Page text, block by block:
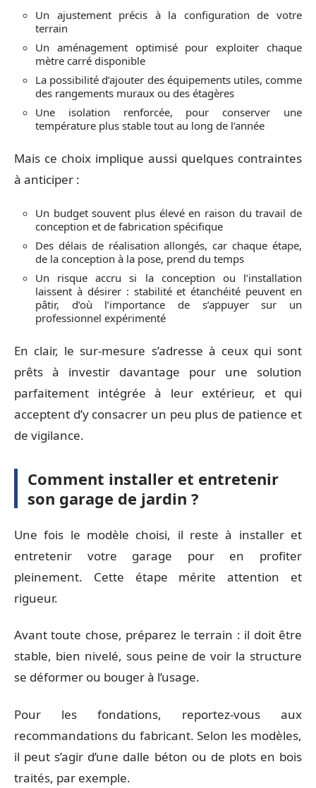
Un ajustement précis à la configuration de votre
terrain
Un aménagement optimisé pour exploiter chaque
mètre carré disponible
La possibilité d’ajouter des équipements utiles, comme
des rangements muraux ou des étagères
Une isolation renforcée, pour conserver une
température plus stable tout au long de l’année
Mais ce choix implique aussi quelques contraintes
à anticiper :
Un budget souvent plus élevé en raison du travail de
conception et de fabrication spécifique
Des délais de réalisation allongés, car chaque étape,
de la conception à la pose, prend du temps
Un risque accru si la conception ou l’installation
laissent à désirer : stabilité et étanchéité peuvent en
pâtir, d’où l’importance de s’appuyer sur un
professionnel expérimenté
En clair, le sur-mesure s’adresse à ceux qui sont
prêts à investir davantage pour une solution
parfaitement intégrée à leur extérieur, et qui
acceptent d’y consacrer un peu plus de patience et
de vigilance.
Comment installer et entretenir
son garage de jardin ?
Une fois le modèle choisi, il reste à installer et
entretenir votre garage pour en profiter
pleinement. Cette étape mérite attention et
rigueur.
Avant toute chose, préparez le terrain : il doit être
stable, bien nivelé, sous peine de voir la structure
se déformer ou bouger à l’usage.
Pour les fondations, reportez-vous aux
recommandations du fabricant. Selon les modèles,
il peut s’agir d’une dalle béton ou de plots en bois
traités, par exemple.